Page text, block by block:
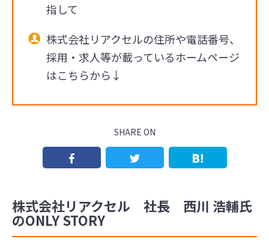
指して
株式会社リアクセルの住所や電話番号、
採用・求人等が載っているホームページ
はこちらから↓
SHARE ON
株式会社リアクセル 社長 西川 浩輔氏
のONLY STORY